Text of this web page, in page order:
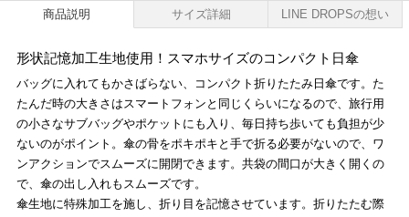
商品説明 サイズ詳細 LINE DROPSの想い
形状記憶加工生地使用！スマホサイズのコンパクト日傘
バッグに入れてもかさばらない、コンパクト折りたたみ日傘です。た
たんだ時の大きさはスマートフォンと同じくらいになるので、旅行用
の小さなサブバッグやポケットにも入り、毎日持ち歩いても負担が少
ないのがポイント。傘の骨をポキポキと手で折る必要がないので、ワ
ンアクションでスムーズに開閉できます。共袋の間口が大きく開くの
で、傘の出し入れもスムーズです。
傘生地に特殊加工を施し、折り目を記憶させています。折りたたむ際